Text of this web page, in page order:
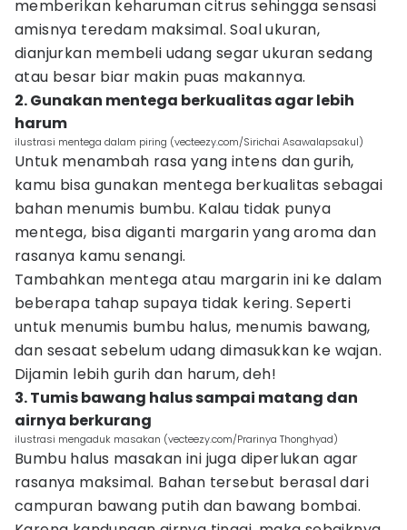
memberikan keharuman citrus sehingga sensasi
amisnya teredam maksimal. Soal ukuran,
dianjurkan membeli udang segar ukuran sedang
atau besar biar makin puas makannya.
2. Gunakan mentega berkualitas agar lebih
harum
ilustrasi mentega dalam piring (vecteezy.com/Sirichai Asawalapsakul)
Untuk menambah rasa yang intens dan gurih,
kamu bisa gunakan mentega berkualitas sebagai
bahan menumis bumbu. Kalau tidak punya
mentega, bisa diganti margarin yang aroma dan
rasanya kamu senangi.
Tambahkan mentega atau margarin ini ke dalam
beberapa tahap supaya tidak kering. Seperti
untuk menumis bumbu halus, menumis bawang,
dan sesaat sebelum udang dimasukkan ke wajan.
Dijamin lebih gurih dan harum, deh!
3. Tumis bawang halus sampai matang dan
airnya berkurang
ilustrasi mengaduk masakan (vecteezy.com/Prarinya Thonghyad)
Bumbu halus masakan ini juga diperlukan agar
rasanya maksimal. Bahan tersebut berasal dari
campuran bawang putih dan bawang bombai.